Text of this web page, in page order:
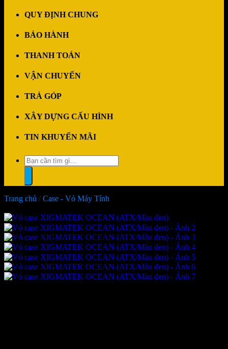
QUY ĐỊNH CHUNG
BẢO HÀNH
THANH TOÁN
VẬN CHUYỂN
TRẢ GÓP
XÂY DỰNG CẤU HÌNH
TIN KHUYẾN MÃI
Tìm
kiếm:
Trang chủ / Case - Vỏ Máy Tính